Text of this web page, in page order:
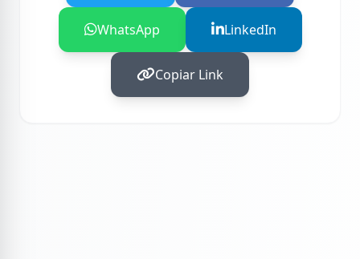
WhatsApp LinkedIn
Copiar Link